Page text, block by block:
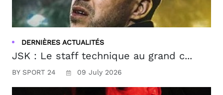
DERNIÈRES ACTUALITÉS
JSK : Le staff technique au grand c...
BY SPORT 24 09 July 2026